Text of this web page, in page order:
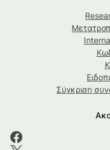
Σύγκριση